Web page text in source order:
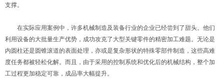
支撑。
在实际应用案例中，许多机械制造及装备行业的企业已经尝到了甜头。他们
利用设备的大批量生产优势，成功攻克了大型关键零件的精密加工难题。无论是
内圆柱还是圆锥滚道的表面处理，亦或是复杂形状的特殊零部件制造，这些高难
度任务都被轻松化解。而且，由于采用的控制系统和优化后的机械结构，整个加
工过程更加稳定可靠，成品率大幅提升。